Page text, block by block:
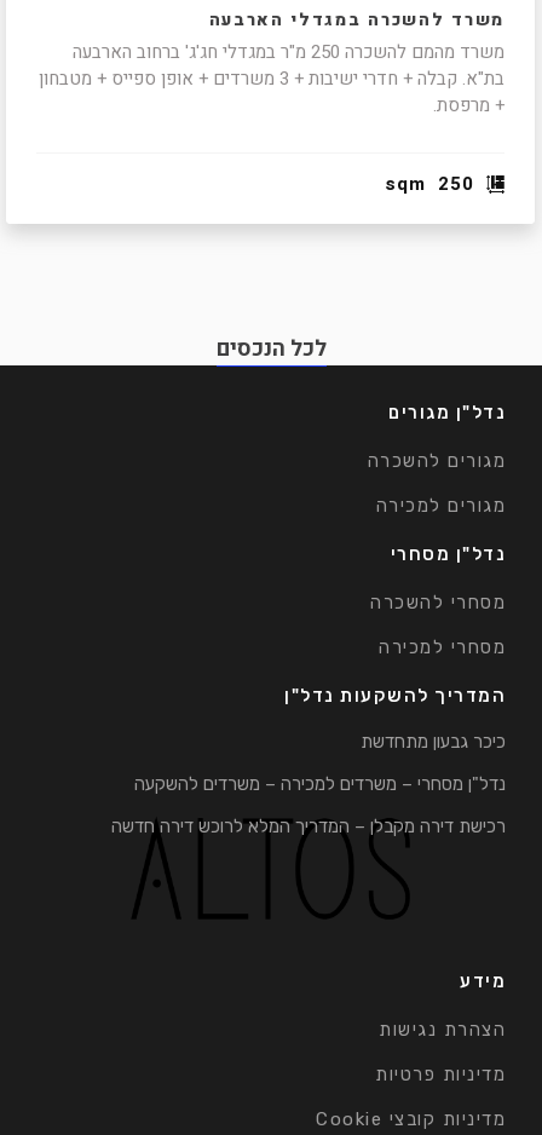
משרד להשכרה במגדלי הארבעה
משרד מהמם להשכרה 250 מ"ר במגדלי חג'ג' ברחוב הארבעה
בת"א. קבלה + חדרי ישיבות + 3 משרדים + אופן ספייס + מטבחון
+ מרפסת.
sqm 250
לכל הנכסים
נדל"ן מגורים
מגורים להשכרה
מגורים למכירה
נדל"ן מסחרי
מסחרי להשכרה
מסחרי למכירה
המדריך להשקעות נדל"ן
כיכר גבעון מתחדשת
נדל"ן מסחרי – משרדים למכירה – משרדים להשקעה
רכישת דירה מקבלן – המדריך המלא לרוכש דירה חדשה
מידע
הצהרת נגישות
מדיניות פרטיות
מדיניות קובצי Cookie